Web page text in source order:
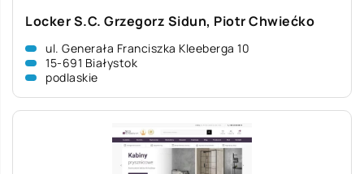
Locker S.C. Grzegorz Sidun, Piotr Chwiećko
ul. Generała Franciszka Kleeberga 10
15-691 Białystok
podlaskie